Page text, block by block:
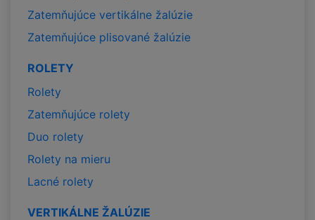
Zatemňujúce vertikálne žalúzie
Zatemňujúce plisované žalúzie
ROLETY
Rolety
Zatemňujúce rolety
Duo rolety
Rolety na mieru
Lacné rolety
VERTIKÁLNE ŽALÚZIE